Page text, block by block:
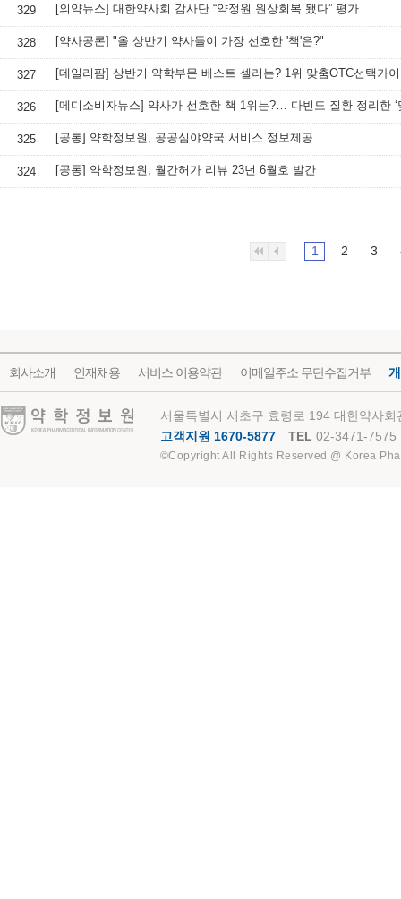
329 [의약뉴스] 대한약사회 감사단 “약정원 원상회복 됐다” 평가
328 [약사공론] "올 상반기 약사들이 가장 선호한 '책'은?"
327 [데일리팜] 상반기 약학부문 베스트 셀러는? 1위 맞춤OTC선택가
326
325 [공통] 약학정보원, 공공심야약국 서비스 정보제공
324 [공통] 약학정보원, 월간허가 리뷰 23년 6월호 발간
1 2 3
회사소개 인재채용 서비스 이용약관 이메일주소 무단수집거부
약학정보원
서울특별시 서초구 효령로 194 대한약사
고객지원 1670-5877
TEL 02-3471-7575
©Copyright All Rights Reserved @ Korea